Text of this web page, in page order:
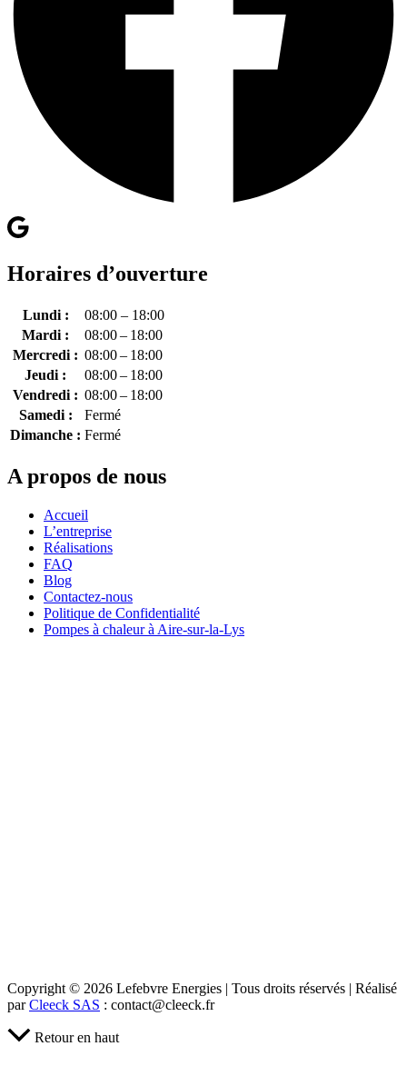
Horaires d’ouverture
Lundi :
08:00 – 18:00
Mardi :
08:00 – 18:00
Mercredi : 08:00 – 18:00
Jeudi :
08:00 – 18:00
Vendredi : 08:00 – 18:00
Samedi :
Fermé
Dimanche : Fermé
A propos de nous
Accueil
L’entreprise
Réalisations
FAQ
Blog
Contactez-nous
Politique de Confidentialité
Pompes à chaleur à Aire-sur-la-Lys
Copyright © 2026 Lefebvre Energies | Tous droits réservés | Réalisé
parCleeck SAS : contact@cleeck.fr
Retour en haut